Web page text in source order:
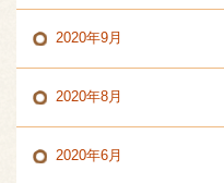
2020年9月
2020年8月
2020年6月